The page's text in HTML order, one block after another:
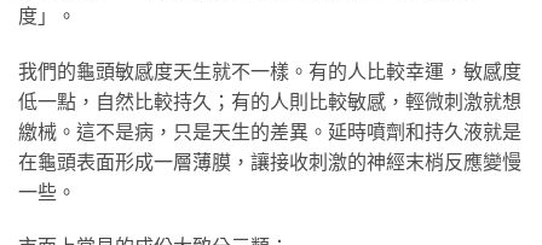
度」。
我們的龜頭敏感度天生就不一樣。有的人比較幸運，敏感度
低一點，自然比較持久；有的人則比較敏感，輕微刺激就想
繳械。這不是病，只是天生的差異。延時噴劑和持久液就是
在龜頭表面形成一層薄膜，讓接收刺激的神經末梢反應變慢
一些。